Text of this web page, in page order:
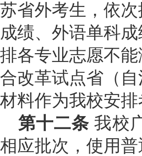
苏省外考生，依
成绩、外语单科
排各专业志愿不
合改革试点省（
材料作为我校安
第十二条 我校
相应批次，使用